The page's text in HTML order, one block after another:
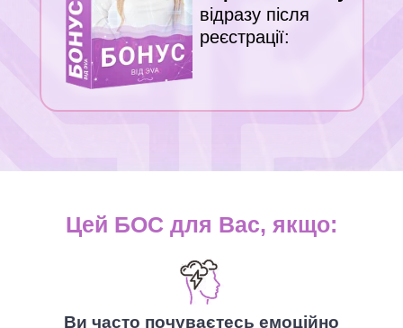
відразу після
реєстрації:
Цей БОС для Вас, якщо:
Ви часто почуваєтесь емоційно